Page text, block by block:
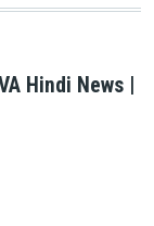
Hindi News |